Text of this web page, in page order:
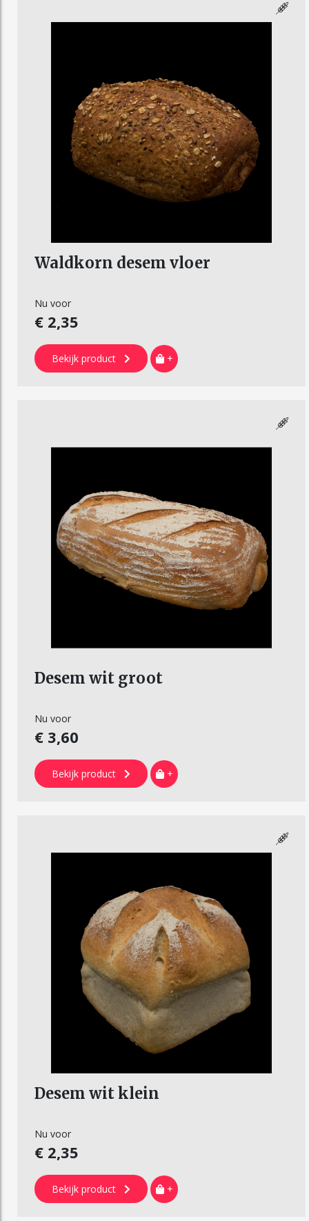
Waldkorn desem vloer
Nu voor
€ 2,35
Bekijk product +
Desem wit groot
Nu voor
€ 3,60
Bekijk product +
Desem wit klein
Nu voor
€ 2,35
Bekijk product +